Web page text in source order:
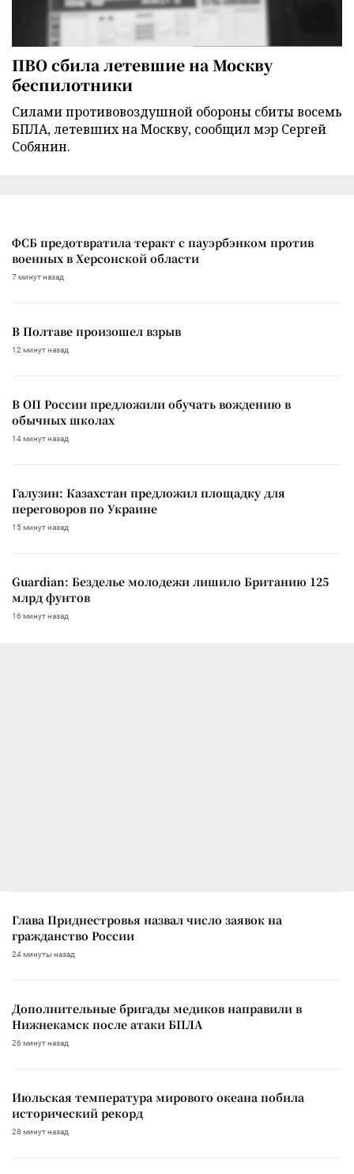
ПВО сбила летевшие на Москву
беспилотники
Силами противовоздушной обороны сбиты восемь
БПЛА, летевших на Москву, сообщил мэр Сергей
Собянин.
ФСБ предотвратила теракт с пауэрбэнком против
военных в Херсонской области
7 минут назад
В Полтаве произошел взрыв
12 минут назад
В ОП России предложили обучать вождению в
обычных школах
14 минут назад
Галузин: Казахстан предложил площадку для
переговоров по Украине
15 минут назад
Guardian: Безделье молодежи лишило Британию 125
млрд фунтов
16 минут назад
Глава Приднестровья назвал число заявок на
гражданство России
24 минуты назад
Дополнительные бригады медиков направили в
Нижнекамск после атаки БПЛА
26 минут назад
Июльская температура мирового океана побила
исторический рекорд
28 минут назад